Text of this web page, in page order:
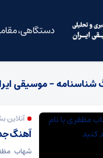
دستگاهی،
شناسنامه - موسیقی
آنلاین
آهنگ
شهاب